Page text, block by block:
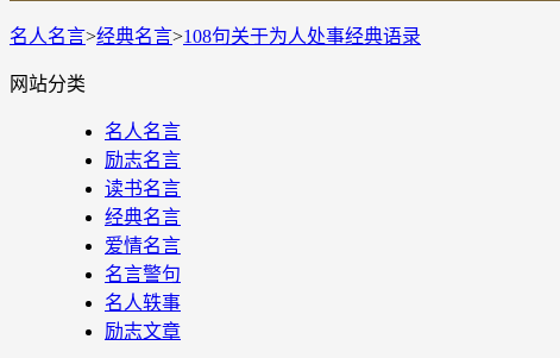
名人名言>经典名言>108句关于为人处事经典语录
网站分类
名人名言
励志名言
读书名言
经典名言
爱情名言
名言警句
名人轶事
励志文章